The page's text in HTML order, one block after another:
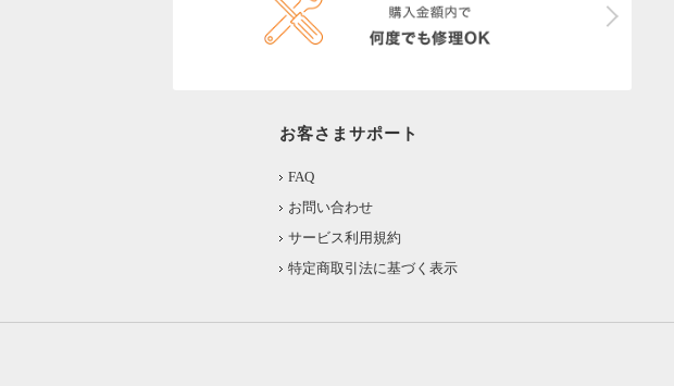
お客さまサポート
FAQ
お問い合わせ
サービス利用規約
特定商取引法に基づく表示